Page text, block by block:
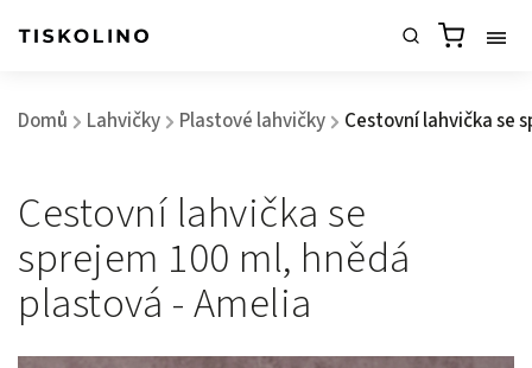
Domů / Lahvičky / Plastové lahvičky / Cestovní lahvička se
Cestovní lahvička se
sprejem 100 ml, hnědá
plastová - Amelia